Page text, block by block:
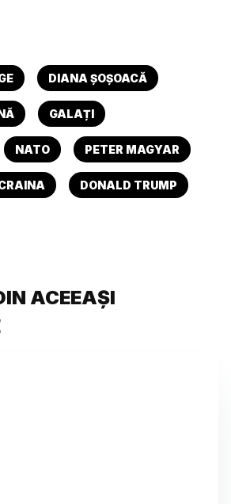
DIANA ȘOȘOACĂ
GALAȚI
NATO PETER MAGYAR
DONALD TRUMP
ACEEAȘI